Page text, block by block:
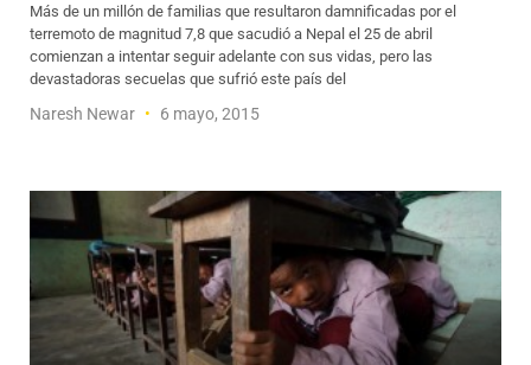
Más de un millón de familias que resultaron damnificadas por el
terremoto de magnitud 7,8 que sacudió a Nepal el 25 de abril
comienzan a intentar seguir adelante con sus vidas, pero las
devastadoras secuelas que sufrió este país del
Naresh Newar 6 mayo, 2015